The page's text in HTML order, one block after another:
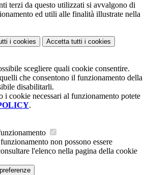
terzi da questo utilizzati si avvalgono di
ed utili alle finalità illustrate nella
i cookies Accetta tutti i cookies
scegliere quali cookie consentire.
che consentono il funzionamento della
disabilitarli.
i cookie necessari al funzionamento potete
.
non possono essere
l'elenco nella pagina della cookie